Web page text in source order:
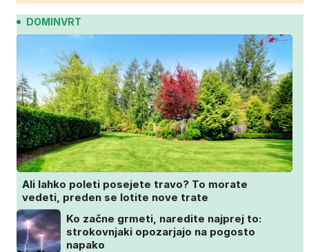
DOMINVRT
Ali lahko poleti posejete travo? To morate
vedeti, preden se lotite nove trate
Ko začne grmeti, naredite najprej to:
strokovnjaki opozarjajo na pogosto
napako